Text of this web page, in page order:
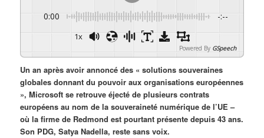
0:00 -:--
1x
Powered By GSpeech
Un an après avoir annoncé des « solutions souveraines
globales donnant du pouvoir aux organisations européennes
», Microsoft se retrouve éjecté de plusieurs contrats
européens au nom de la souveraineté numérique de l’UE –
où la firme de Redmond est pourtant présente depuis 43 ans.
Son PDG, Satya Nadella, reste sans voix.